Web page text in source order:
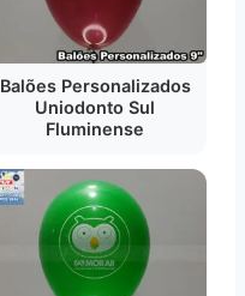
Balões Personalizados
Uniodonto Sul
Fluminense